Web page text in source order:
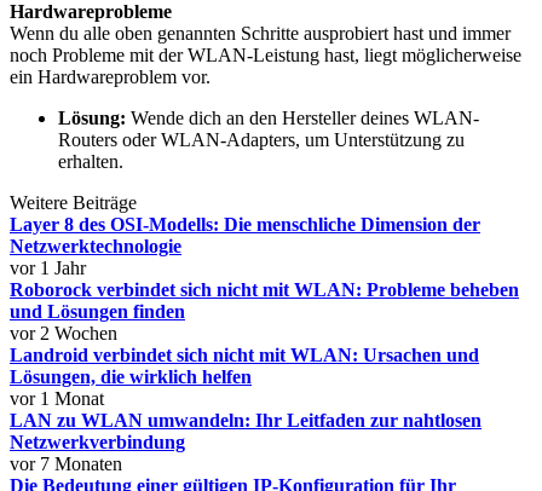
Hardwareprobleme
Wenn du alle oben genannten Schritte ausprobiert hast und immer
noch Probleme mit der WLAN-Leistung hast, liegt möglicherweise
ein Hardwareproblem vor.
Lösung: Wende dich an den Hersteller deines WLAN-
Routers oder WLAN-Adapters, um Unterstützung zu
erhalten.
Weitere Beiträge
Layer 8 des OSI-Modells: Die menschliche Dimension der
Netzwerktechnologie
vor 1 Jahr
Roborock verbindet sich nicht mit WLAN: Probleme beheben
und Lösungen finden
vor 2 Wochen
Landroid verbindet sich nicht mit WLAN: Ursachen und
Lösungen, die wirklich helfen
vor 1 Monat
LAN zu WLAN umwandeln: Ihr Leitfaden zur nahtlosen
Netzwerkverbindung
vor 7 Monaten
Die Bedeutung einer gültigen IP-Konfiguration für Ihr